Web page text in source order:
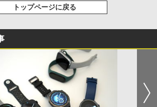
トップページに戻る